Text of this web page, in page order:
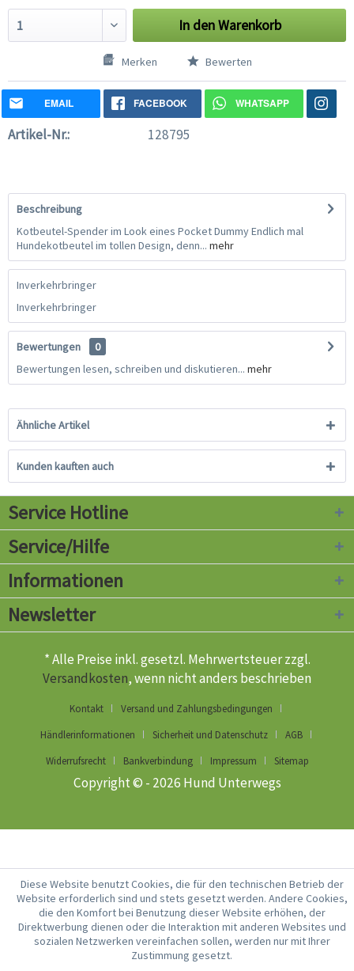
In denWarenkorb
Merken Bewerten
EMAIL FACEBOOK WHATSAPP
Artikel-Nr.: 128795
Beschreibung
Kotbeutel-Spender im Look eines Pocket Dummy Endlich mal
Hundekotbeutel im tollen Design, denn... mehr
Inverkehrbringer
Inverkehrbringer
Bewertungen
0
Bewertungen lesen, schreiben und diskutieren... mehr
Ähnliche Artikel
Kunden kauften auch
Service Hotline
Service/Hilfe
Informationen
Newsletter
* Alle Preise inkl. gesetzl. Mehrwertsteuer zzgl.
Versandkosten, wenn nicht anders beschrieben
Kontakt
Versand und Zahlungsbedingungen
Händlerinformationen
Sicherheit und Datenschutz
AGB
Widerrufsrecht
Bankverbindung Impressum Sitemap
Copyright © - 2026 Hund Unterwegs
Diese Website benutzt Cookies, die für den technischen Betrieb der
Website erforderlich sind und stets gesetzt werden. Andere Cookies,
die den Komfort bei Benutzung dieser Website erhöhen, der
Direktwerbung dienen oder die Interaktion mit anderen Websites und
sozialen Netzwerken vereinfachen sollen, werden nur mit Ihrer
Zustimmung gesetzt.